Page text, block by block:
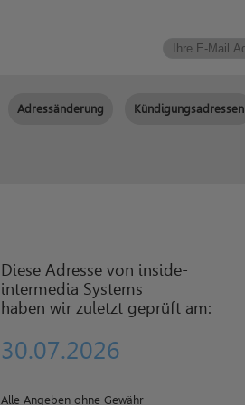
Adressänderung Kündigungsadressen
Diese Adresse von inside-
intermedia Systems
haben wir zuletzt geprüft am:
30.07.2026
Alle Angeben ohne Gewähr